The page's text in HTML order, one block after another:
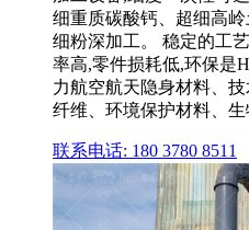
细重质碳酸钙、超细高
细粉深加工。 稳定的工
率高,零件损耗低,环保是
力航空航天隐身材料、
纤维、环境保护材料、生
联系电话: 180 3780 8511